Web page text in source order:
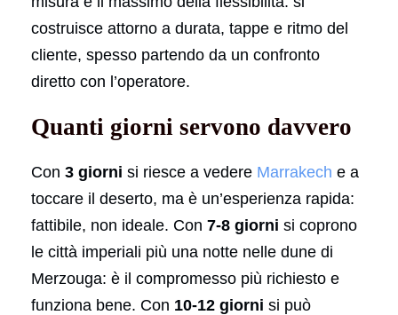
costruisce attorno a durata, tappe e ritmo del
cliente, spesso partendo da un confronto
diretto con l’operatore.
Quanti giorni servono davvero
Con 3 giorni si riesce a vedere Marrakech e a
toccare il deserto, ma è un’esperienza rapida:
fattibile, non ideale. Con 7-8 giorni si coprono
le città imperiali più una notte nelle dune di
Merzouga: è il compromesso più richiesto e
funziona bene. Con 10-12 giorni si può